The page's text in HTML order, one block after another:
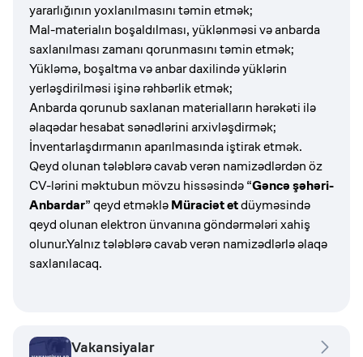
yararlığının yoxlanılmasını təmin etmək;
Mal-materialın boşaldılması, yüklənməsi və anbarda
saxlanılması zamanı qorunmasını təmin etmək;
Yükləmə, boşaltma və anbar daxilində yüklərin
yerləşdirilməsi işinə rəhbərlik etmək;
Anbarda qorunub saxlanan materialların hərəkəti ilə
əlaqədar hesabat sənədlərini arxivləşdirmək;
İnventarlaşdırmanın aparılmasında iştirak etmək.
Qeyd olunan tələblərə cavab verən namizədlərdən öz
CV-lərini məktubun mövzu hissəsində “Gəncə şəhəri-
Anbardar” qeyd etməkləMüraciət etdüyməsində
qeyd olunan elektron ünvanına göndərmələri xahiş
olunur.Yalnız tələblərə cavab verən namizədlərlə əlaqə
saxlanılacaq.
Vakansiyalar